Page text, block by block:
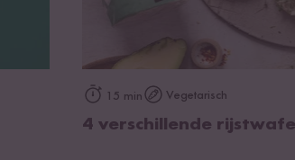
15 min Vegetarisch
4 verschillende